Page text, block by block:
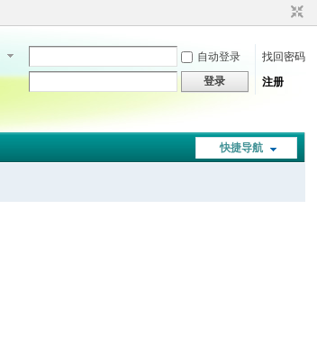
自动登录
找回密码
登录 注册
快捷导航